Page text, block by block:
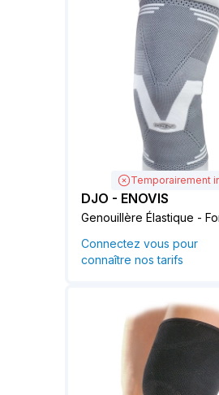
Temporairement
DJO - ENOVIS
Genouillère Élastique -
Connectez vous pour
connaître nos tarifs